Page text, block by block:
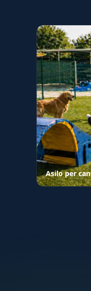
Asilo per